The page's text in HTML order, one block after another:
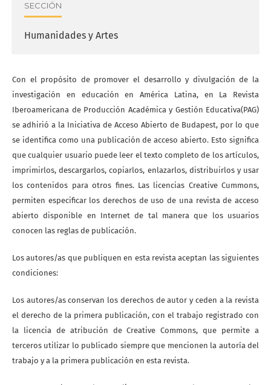
SECCIÓN
Humanidades y Artes
Con el propósito de promover el desarrollo y divulgación de la
investigación en educación en América Latina, en La Revista
Iberoamericana de Producción Académica y Gestión Educativa(PAG)
se adhirió a la Iniciativa de Acceso Abierto de Budapest, por lo que
se identifica como una publicación de acceso abierto. Esto significa
que cualquier usuario puede leer el texto completo de los artículos,
imprimirlos, descargarlos, copiarlos, enlazarlos, distribuirlos y usar
los contenidos para otros fines. Las licencias Creative Cummons,
permiten especificar los derechos de uso de una revista de acceso
abierto disponible en Internet de tal manera que los usuarios
conocen las reglas de publicación.
Los autores/as que publiquen en esta revista aceptan las siguientes
condiciones:
Los autores/as conservan los derechos de autor y ceden a la revista
el derecho de la primera publicación, con el trabajo registrado con
la licencia de atribución de Creative Commons, que permite a
terceros utilizar lo publicado siempre que mencionen la autoría del
trabajo y a la primera publicación en esta revista.